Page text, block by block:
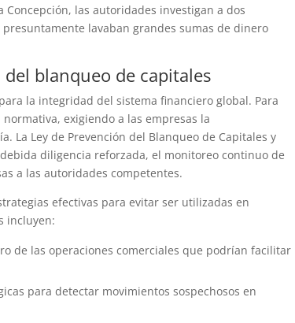
las autoridades investigan a dos
lavaban grandes sumas de dinero
blanqueo de capitales
la integridad del sistema financiero global. Para
exigiendo a las empresas la
La Ley de Prevención del Blanqueo de Capitales y
diligencia reforzada, el monitoreo continuo de
a las autoridades competentes.
efectivas para evitar ser utilizadas en
incluyen:
de las operaciones comerciales que podrían facilitar
para detectar movimientos sospechosos en